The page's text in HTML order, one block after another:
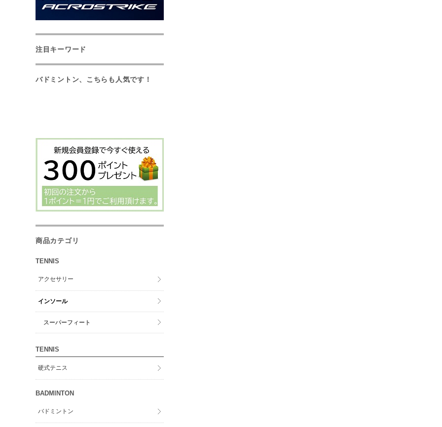
注目キーワード
バドミントン、こちらも人気です！
商品カテゴリ
TENNIS
アクセサリー
インソール
スーパーフィート
TENNIS
硬式テニス
BADMINTON
バドミントン